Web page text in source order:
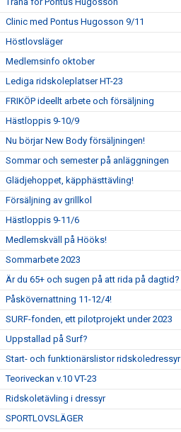
Clinic med Pontus Hugosson 9/11
Höstlovsläger
Medlemsinfo oktober
Lediga ridskoleplatser HT-23
FRIKÖP ideellt arbete och försäljning
Hästloppis 9-10/9
Nu börjar New Body försäljningen!
Sommar och semester på anläggningen
Glädjehoppet, käpphästtävling!
Försäljning av grillkol
Hästloppis 9-11/6
Medlemskväll på Hööks!
Sommarbete 2023
Är du 65+ och sugen på att rida på dagtid?
Påskövernattning 11-12/4!
SURF-fonden, ett pilotprojekt under 2023
Uppstallad på Surf?
Start- och funktionärslistor ridskoledressyr
Teoriveckan v.10 VT-23
Ridskoletävling i dressyr
SPORTLOVSLÄGER